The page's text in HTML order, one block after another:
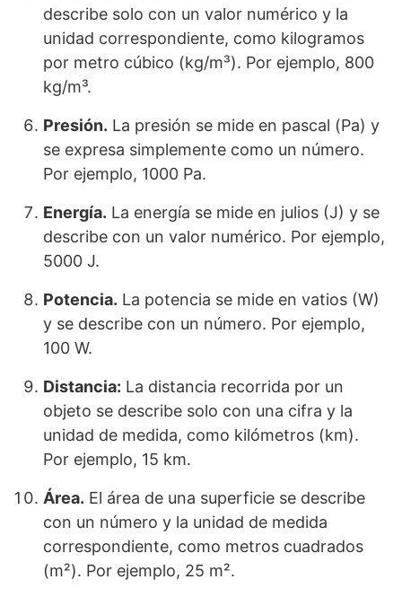
describe solo con un valor numérico y la
unidad correspondiente, como kilogramos
por metro cúbico (kg/m³). Por ejemplo, 800
kg/m³.
Presión. La presión se mide en pascal (Pa) y
se expresa simplemente como un número.
Por ejemplo, 1000 Pa.
Energía. La energía se mide en julios (J) y se
describe con un valor numérico. Por ejemplo,
5000 J.
Potencia. La potencia se mide en vatios (W)
y se describe con un número. Por ejemplo,
100 W.
Distancia: La distancia recorrida por un
objeto se describe solo con una cifra y la
unidad de medida, como kilómetros (km).
Por ejemplo, 15 km.
Área. El área de una superficie se describe
con un número y la unidad de medida
correspondiente, como metros cuadrados
(m²). Por ejemplo, 25 m².